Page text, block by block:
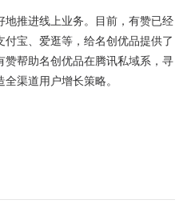
推进线上业务。目前，有赞已经
宝、爱逛等，给名创优品提供了
赞帮助名创优品在腾讯私域系，寻
渠道用户增长策略。